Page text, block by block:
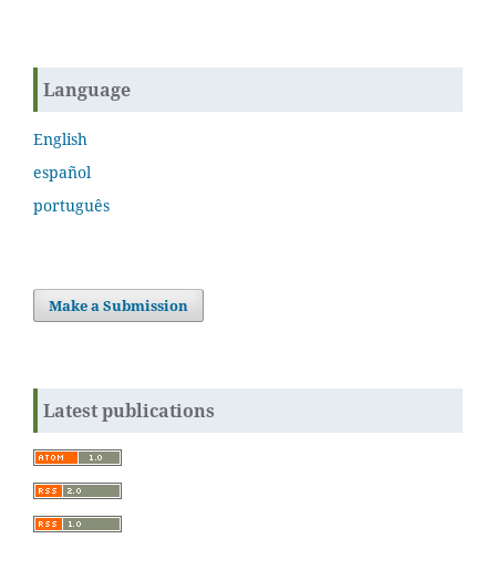
Language
English
español
português
Make a Submission
Latest publications